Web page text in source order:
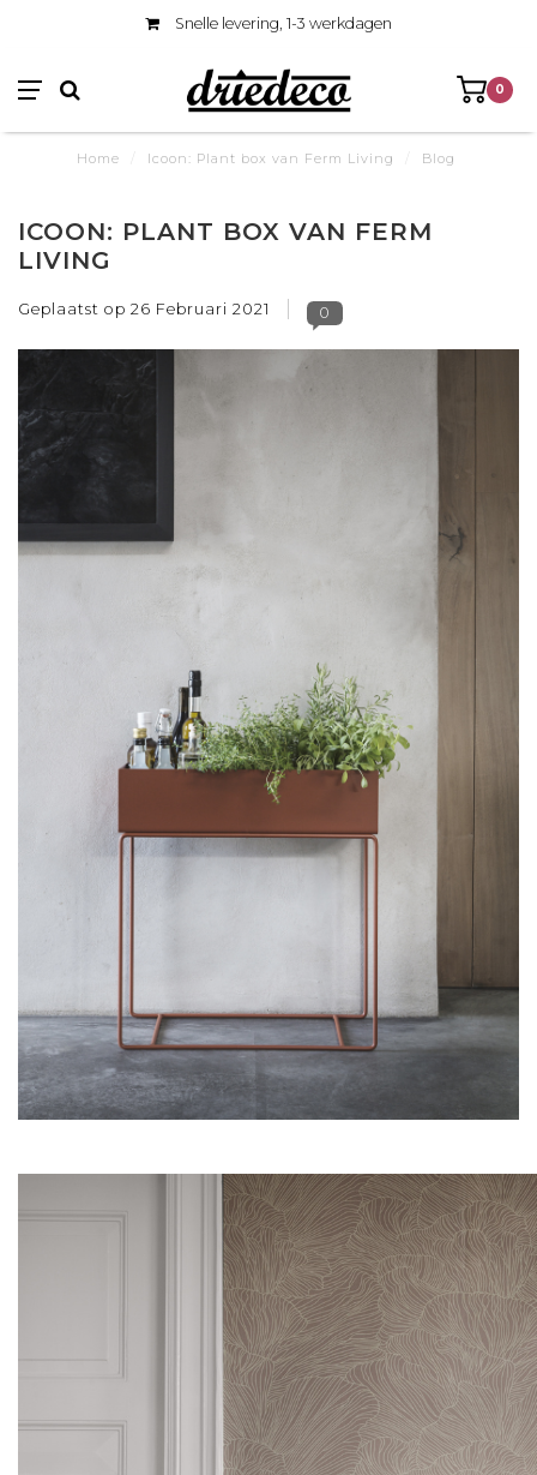
Bezoek onze gezellige winkel
0
Home Icoon: Plant box van Ferm Living Blog
ICOON: PLANT BOX VAN FERM
LIVING
Geplaatst op 26 Februari 2021 0